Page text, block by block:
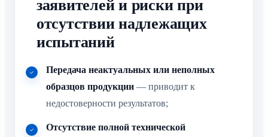
заявителей и риски при
отсутствии надлежащих
испытаний
Передача неактуальных или неполных
образцов продукции — приводит к
недостоверности результатов;
Отсутствие полной технической